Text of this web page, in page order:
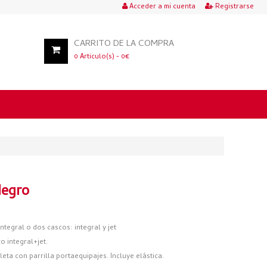
Acceder a mi cuenta Registrarse
CARRITO DE LA COMPRA
0 Articulo(s) - 0€
o dos cascos: integral y jet
integral+jet.
con parrilla portaequipajes. Incluye elástica.